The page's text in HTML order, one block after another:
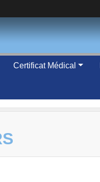
Certificat Médical